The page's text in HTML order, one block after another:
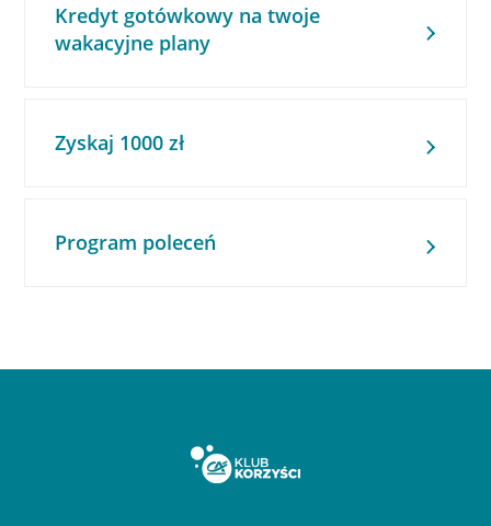
Kredyt gotówkowy na twoje
wakacyjne plany
Zyskaj 1000 zł
Program poleceń